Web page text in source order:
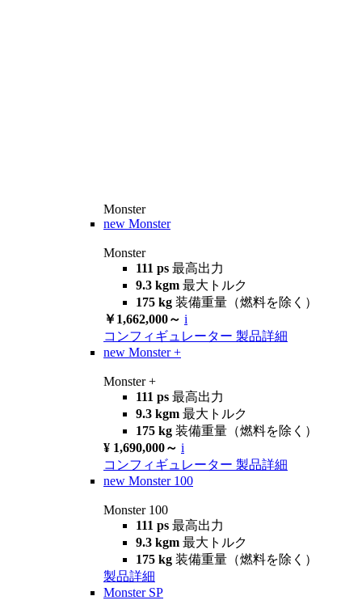
Monster
new Monster
Monster
111 ps 最高出力
9.3 kgm 最大トルク
175 kg 装備重量（燃料を除く）
￥1,662,000～ i
コンフィギュレーター 製品詳細
new Monster +
Monster +
111 ps 最高出力
9.3 kgm 最大トルク
175 kg 装備重量（燃料を除く）
¥ 1,690,000～ i
コンフィギュレーター 製品詳細
new Monster 100
Monster 100
111 ps 最高出力
9.3 kgm 最大トルク
175 kg 装備重量（燃料を除く）
製品詳細
Monster SP